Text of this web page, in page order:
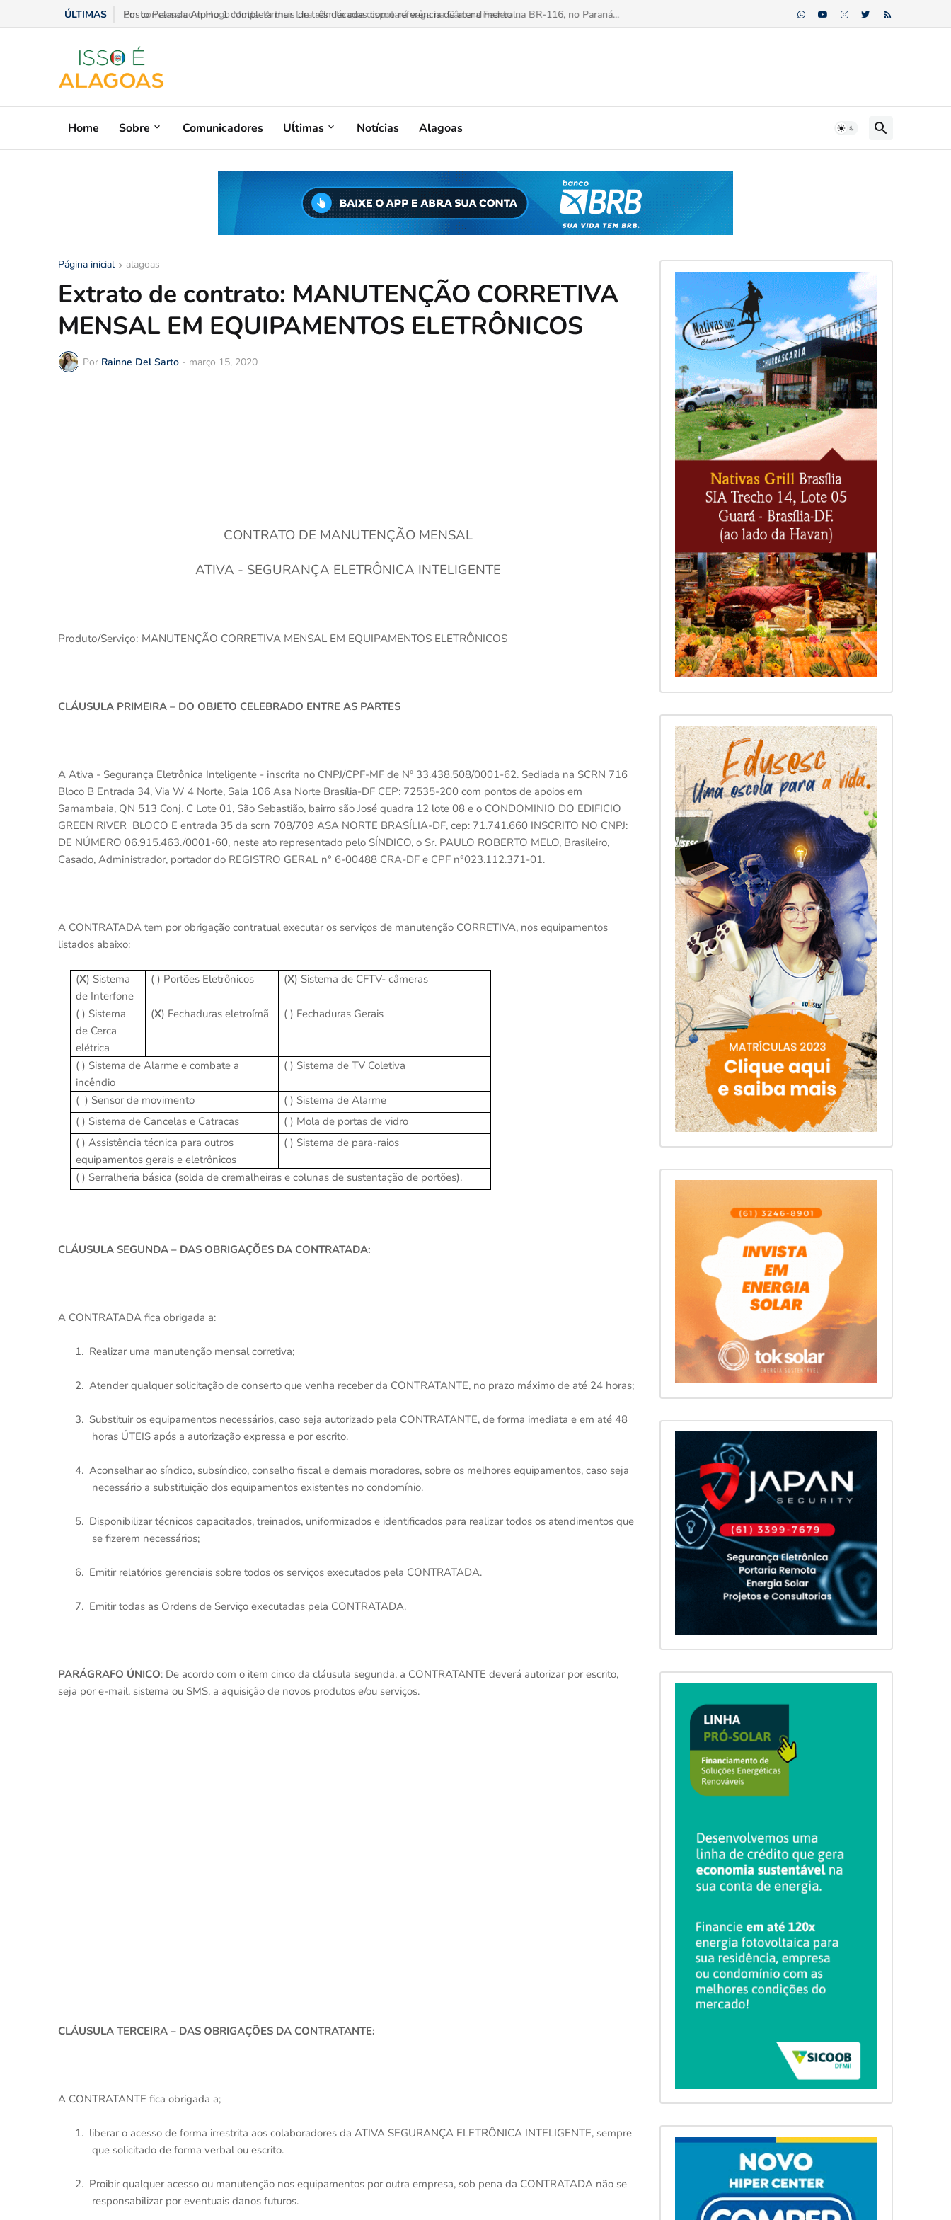
ÚLTIMAS Em conversa com Hugo Motta, Arthur Lira admite que disputará vaga na Câmara Federal...
Home Sobre Comunicadores Uĺtimas Notícias Alagoas
Página inicial alagoas
Extrato de contrato: MANUTENÇÃO CORRETIVA
MENSAL EM EQUIPAMENTOS ELETRÔNICOS
Por Rainne Del Sarto - março 15, 2020
CONTRATO DE MANUTENÇÃO MENSAL
ATIVA - SEGURANÇA ELETRÔNICA INTELIGENTE
Produto/Serviço: MANUTENÇÃO CORRETIVA MENSAL EM EQUIPAMENTOS ELETRÔNICOS
CLÁUSULA PRIMEIRA – DO OBJETO CELEBRADO ENTRE AS PARTES
A Ativa - Segurança Eletrônica Inteligente - inscrita no CNPJ/CPF-MF de Nº 33.438.508/0001-62. Sediada na SCRN 716
Bloco B Entrada 34, Via W 4 Norte, Sala 106 Asa Norte Brasília-DF CEP: 72535-200 com pontos de apoios em
Samambaia, QN 513 Conj. C Lote 01, São Sebastião, bairro são José quadra 12 lote 08 e o CONDOMINIO DO EDIFICIO
GREEN RIVER BLOCO E entrada 35 da scrn 708/709 ASA NORTE BRASÍLIA-DF, cep: 71.741.660 INSCRITO NO CNPJ:
DE NÚMERO 06.915.463./0001-60, neste ato representado pelo SÍNDICO, o Sr. PAULO ROBERTO MELO, Brasileiro,
Casado, Administrador, portador do REGISTRO GERAL n° 6-00488 CRA-DF e CPF n°023.112.371-01.
A CONTRATADA tem por obrigação contratual executar os serviços de manutenção CORRETIVA, nos equipamentos
listados abaixo:
(X) Sistema
de Interfone
( ) Portões Eletrônicos (X) Sistema de CFTV- câmeras
( ) Sistema
de Cerca
elétrica
(X) Fechaduras eletroímã ( ) Fechaduras Gerais
( ) Sistema de Alarme e combate a
incêndio
( ) Sistema de TV Coletiva
( ) Sensor de movimento
( ) Sistema de Alarme
( ) Sistema de Cancelas e Catracas
( ) Mola de portas de vidro
( ) Assistência técnica para outros
equipamentos gerais e eletrônicos
( ) Sistema de para-raios
( ) Serralheria básica (solda de cremalheiras e colunas de sustentação de portões).
CLÁUSULA SEGUNDA – DAS OBRIGAÇÕES DA CONTRATADA:
A CONTRATADA fica obrigada a:
1. Realizar uma manutenção mensal corretiva;
2. Atender qualquer solicitação de conserto que venha receber da CONTRATANTE, no prazo máximo de até 24 horas;
3. Substituir os equipamentos necessários, caso seja autorizado pela CONTRATANTE, de forma imediata e em até 48
horas ÚTEIS após a autorização expressa e por escrito.
4. Aconselhar ao síndico, subsíndico, conselho fiscal e demais moradores, sobre os melhores equipamentos, caso seja
necessário a substituição dos equipamentos existentes no condomínio.
5. Disponibilizar técnicos capacitados, treinados, uniformizados e identificados para realizar todos os atendimentos que
se fizerem necessários;
6. Emitir relatórios gerenciais sobre todos os serviços executados pela CONTRATADA.
7. Emitir todas as Ordens de Serviço executadas pela CONTRATADA.
PARÁGRAFO ÚNICO: De acordo com o item cinco da cláusula segunda, a CONTRATANTE deverá autorizar por escrito,
seja por e-mail, sistema ou SMS, a aquisição de novos produtos e/ou serviços.
CLÁUSULA TERCEIRA – DAS OBRIGAÇÕES DA CONTRATANTE:
A CONTRATANTE fica obrigada a;
1. liberar o acesso de forma irrestrita aos colaboradores da ATIVA SEGURANÇA ELETRÔNICA INTELIGENTE, sempre
que solicitado de forma verbal ou escrito.
2. Proibir qualquer acesso ou manutenção nos equipamentos por outra empresa, sob pena da CONTRATADA não se
responsabilizar por eventuais danos futuros.